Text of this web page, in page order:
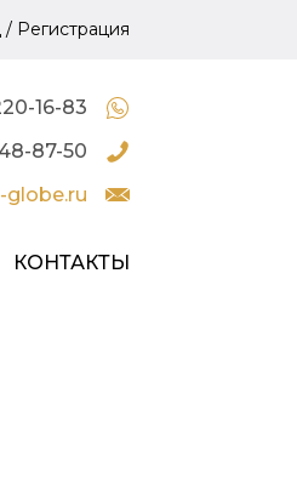
/ Регистрация
16-83
87-50
globe.ru
КОНТАКТЫ